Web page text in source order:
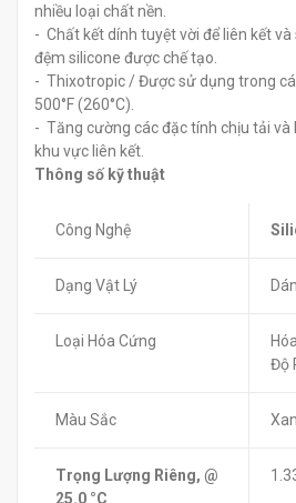
nhiều loại chất nền.
- Chất kết dính tuyệt vời để liên kết
đệm silicone được chế tạo.
- Thixotropic / Được sử dụng trong
500°F (260°C).
- Tăng cường các đặc tính chịu tải và
khu vực liên kết.
Thông số kỹ thuật
Công Nghệ
Dạng Vật Lý Dán
Loại Hóa Cứng
Độ
Màu Sắc
Trọng Lượng Riêng, @
25.0 °C